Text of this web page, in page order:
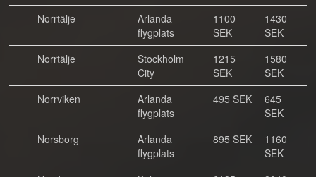
Norrtälje
Arlanda
flygplats
1100
SEK
1430
SEK
Norrtälje
Stockholm
City
1215
SEK
1580
SEK
Norrviken
Arlanda
flygplats
495 SEK
645
SEK
Norsborg
Arlanda
flygplats
895 SEK
1160
SEK